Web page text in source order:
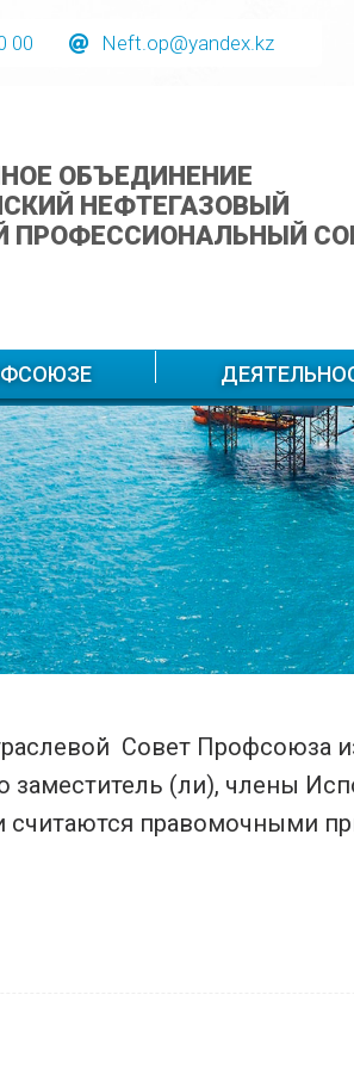
00 Neft.op@yandex.kz
ОБЪЕДИНЕНИЕ
НЕФТЕГАЗОВЫЙ
ПРОФЕССИОНАЛЬНЫЙ
Совет Профсоюза
(ли), члены
правомочными